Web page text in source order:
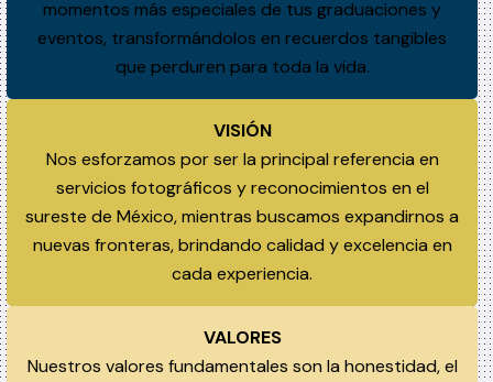
momentos más especiales de tus graduaciones y
eventos, transformándolos en recuerdos tangibles
que perduren para toda la vida.
VISIÓN
Nos esforzamos por ser la principal referencia en
servicios fotográficos y reconocimientos en el
sureste de México, mientras buscamos expandirnos a
nuevas fronteras, brindando calidad y excelencia en
cada experiencia.
VALORES
Nuestros valores fundamentales son la honestidad, el